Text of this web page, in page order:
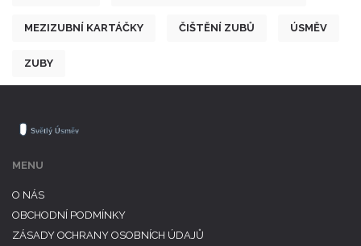
MEZIZUBNÍ KARTÁČKY ČIŠTĚNÍ ZUBŮ ÚSMĚV
ZUBY
MENU
O NÁS
OBCHODNÍ PODMÍNKY
ZÁSADY OCHRANY OSOBNÍCH ÚDAJŮ